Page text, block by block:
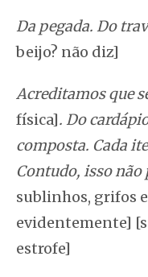
Da pegada. Do
beijo? não diz]
Acreditamos que
física]. Do
composta. Cada
Contudo, isso não
sublinhos, grifos
evidentemente]
estrofe]